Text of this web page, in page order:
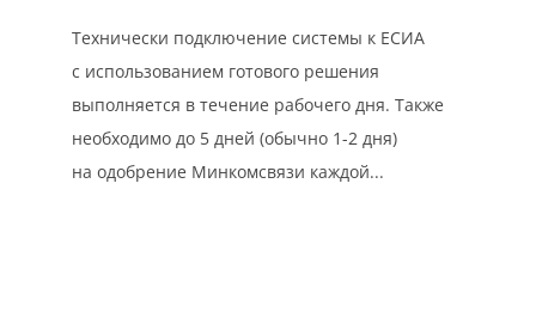
Технически подключение системы к ЕСИА
с использованием готового решения
выполняется в течение рабочего дня. Также
необходимо до 5 дней (обычно 1-2 дня)
на одобрение Минкомсвязи каждой...